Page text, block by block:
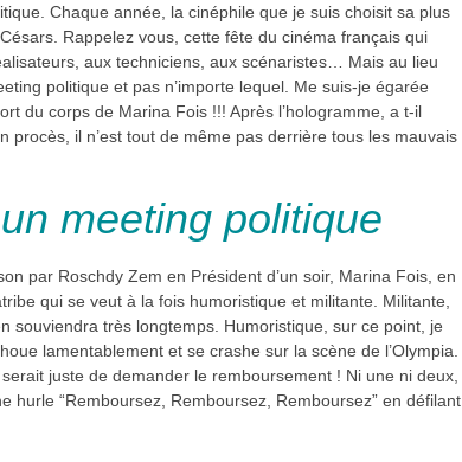
Chaque année, la cinéphile que je suis choisit sa plus
Rappelez vous, cette fête du cinéma français qui
aux techniciens, aux scénaristes… Mais au lieu
politique et pas n’importe lequel. Me suis-je égarée
du corps de Marina Fois !!! Après l’hologramme, a t-il
procès, il n’est tout de même pas derrière tous les mauvais
meeting politique
par Roschdy Zem en Président d’un soir, Marina Fois, en
qui se veut à la fois humoristique et militante. Militante,
souviendra très longtemps. Humoristique, sur ce point, je
lamentablement et se crashe sur la scène de l’Olympia.
juste de demander le remboursement ! Ni une ni deux,
hurle “Remboursez, Remboursez, Remboursez” en défilant